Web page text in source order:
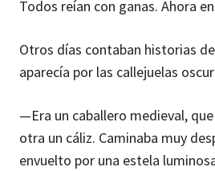
Todos reían con ganas. Ahora
Otros días contaban historias
aparecía por las callejuelas
—Era un caballero medieval,
otra un cáliz. Caminaba muy
envuelto por una estela